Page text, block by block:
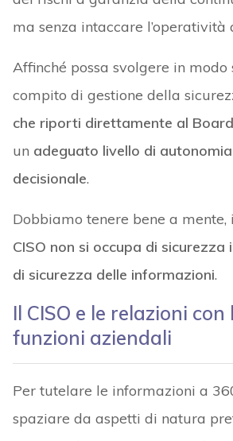
ma senza intaccare l’operatività
Affinché possa svolgere in
compito di gestione della
che riporti direttamente al Board
un adeguato livello di
decisionale.
Dobbiamo tenere bene a mente,
CISO non si occupa di
di sicurezza delle informazioni.
Il CISO e le relazioni
funzioni aziendali
Per tutelare le informazioni a
spaziare da aspetti di natura